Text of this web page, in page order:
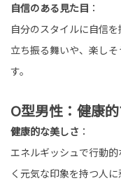
自信のある見た目 ：
自分のスタイルに自信
立ち振る舞いや、楽し
す。
O型男性：健康
健康的な美しさ ：
エネルギッシュで行動
く元気な印象を持つ人